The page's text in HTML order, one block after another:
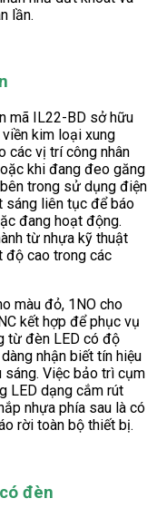
lần.
mã IL22-BD sở hữu
kim loại xung
các vị trí công nhân
khi đang đeo găng
trong sử dụng điện
sáng liên tục để báo
đang hoạt động.
từ nhựa kỹ thuật
độ cao trong các
màu đỏ, 1NO cho
kết hợp để phục vụ
từ đèn LED có độ
nhận biết tín hiệu
sáng. Việc bảo trì cụm
LED dạng cắm rút
nhựa phía sau là có
rời toàn bộ thiết bị.
đèn